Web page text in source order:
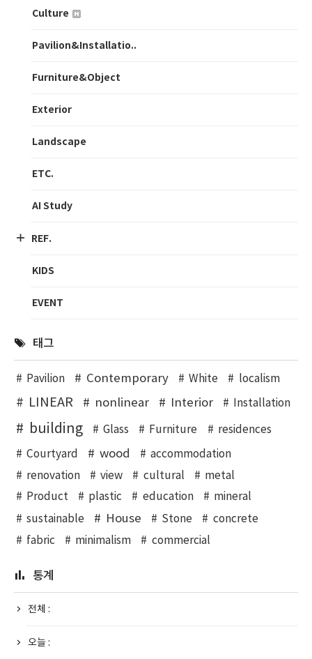
Culture
Pavilion&Installatio..
Furniture&Object
Exterior
Landscape
ETC.
AI Study
REF.
KIDS
EVENT
태그
Pavilion Contemporary White localism
LINEAR nonlinear Interior Installation
building Glass Furniture residences
Courtyard wood
accommodation
renovation
view cultural
metal
Product
plastic education
mineral
sustainable
House Stone
concrete
fabric
minimalism commercial
통계
전체 :
오늘 :